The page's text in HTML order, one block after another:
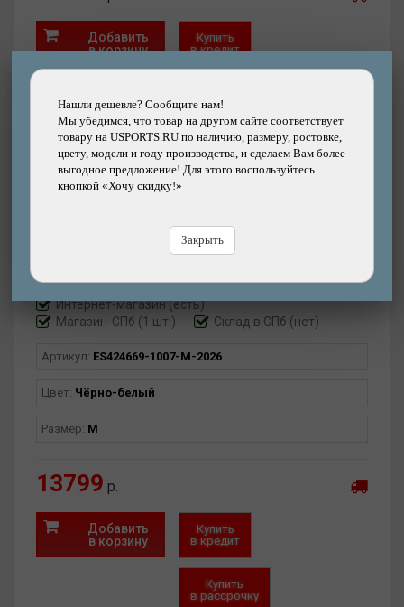
Нашли дешевле? Сообщите нам!
Мы убедимся, что товар на другом сайте соответствует
товару на USPORTS.RU по наличию, размеру, ростовке,
цвету, модели и году производства, и сделаем Вам более
выгодное предложение! Для этого воспользуйтесь
кнопкой «Хочу скидку!»
Закрыть
Добавить
в корзину
Купить
в кредит
в рассрочку
Быстрый
заказ
Нашли дешевле?
Интернет-магазин(есть)
Магазин-СПб (1 шт.)
Склад в СПб (нет)
Артикул: ES424669-1007-M-2026
Цвет: Чёрно-белый
Размер: M
13799 р.
Добавить
в корзину
Купить
в кредит
Купить
в рассрочку